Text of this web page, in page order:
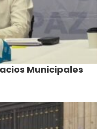
Municipales